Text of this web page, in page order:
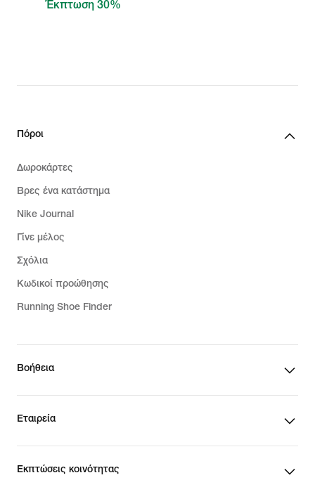
Έκπτωση 30%
Πόροι
Δωροκάρτες
Βρες ένα κατάστημα
Nike Journal
Γίνε μέλος
Σχόλια
Κωδικοί προώθησης
Running Shoe Finder
Βοήθεια
Εταιρεία
Εκπτώσεις κοινότητας